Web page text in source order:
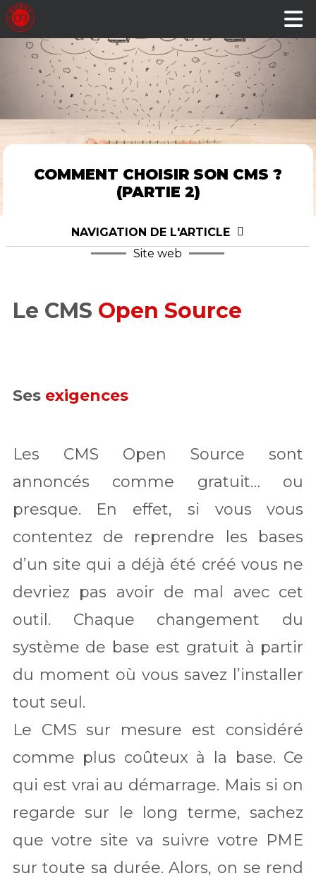
COMMENT CHOISIR SON CMS ?
(PARTIE 2)
NAVIGATION DE L'ARTICLE
Site web
Le CMS Open Source
Ses exigences
Les CMS Open Source sont
annoncés comme gratuit… ou
presque. En effet, si vous vous
contentez de reprendre les bases
d’un site qui a déjà été créé vous ne
devriez pas avoir de mal avec cet
outil. Chaque changement du
système de base est gratuit à partir
du moment où vous savez l’installer
tout seul.
Le CMS sur mesure est considéré
comme plus coûteux à la base. Ce
qui est vrai au démarrage. Mais si on
regarde sur le long terme, sachez
que votre site va suivre votre PME
sur toute sa durée. Alors, on se rend